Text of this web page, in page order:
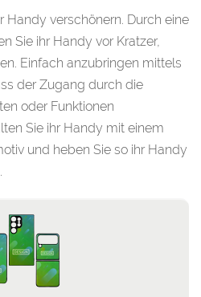
Handy verschönern. Durch eine
Sie ihr Handy vor Kratzer,
Einfach anzubringen mittels
der Zugang durch die
oder Funktionen
Sie ihr Handy mit einem
und heben Sie so ihr Handy